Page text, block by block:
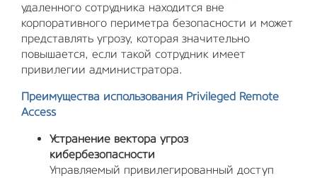
удаленного сотрудника находится вне
корпоративного периметра безопасности и может
представлять угрозу, которая значительно
повышается, если такой сотрудник имеет
привилегии администратора.
Преимущества использования Privileged Remote
Access
Устранение вектора угроз
кибербезопасности
Управляемый привилегированный доступ